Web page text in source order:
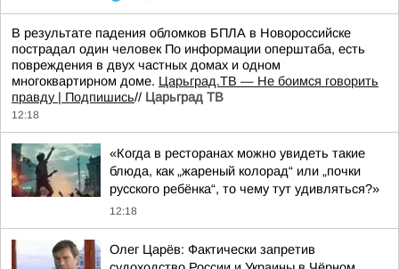
В результате падения обломков БПЛА в Новороссийске
пострадал один человек По информации оперштаба, есть
повреждения в двух частных домах и одном
многоквартирном доме. Царьград.ТВ — Не боимся говорить
правду | Подпишись// Царьград ТВ
12:18
«Когда в ресторанах можно увидеть такие
блюда, как „жареный колорад“ или „почки
русского ребёнка“, то чему тут удивляться?»
12:18
Олег Царёв: Фактически запретив